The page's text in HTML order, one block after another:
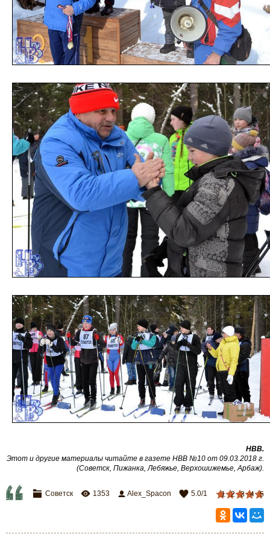
НВВ.
Этот и другие материалы читайте в газете НВВ №10 от 09.03.2018 г.
(Советск, Пижанка, Лебяжье, Верхошижемье, Арбаж).
1 2 3 4 5
Советск 1353 Alex_Spacon 5.0/1